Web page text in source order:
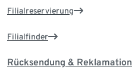
Filialreservierung
Filialfinder
Rücksendung & Reklamation